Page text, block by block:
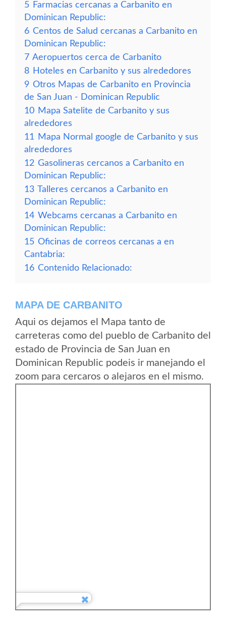
5 Farmacias cercanas a Carbanito en
Dominican Republic:
6 Centos de Salud cercanas a Carbanito en
Dominican Republic:
7 Aeropuertos cerca de Carbanito
8 Hoteles en Carbanito y sus alrededores
9 Otros Mapas de Carbanito en Provincia
de San Juan - Dominican Republic
10 Mapa Satelite de Carbanito y sus
alrededores
11
Mapa Normal google de Carbanito y sus
alrededores
12 Gasolineras cercanos a Carbanito en
Dominican Republic:
13 Talleres cercanos a Carbanito en
Dominican Republic:
14 Webcams cercanas a Carbanito en
Dominican Republic:
15 Oficinas de correos cercanas a en
Cantabria:
16 Contenido Relacionado:
MAPA DE CARBANITO
Aqui os dejamos el Mapa tanto de
carreteras como del pueblo de Carbanito del
estado de Provincia de San Juan en
Dominican Republic podeis ir manejando el
zoom para cercaros o alejaros en el mismo.